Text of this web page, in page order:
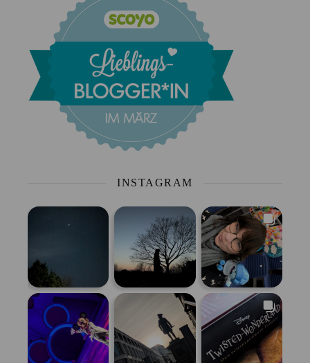
INSTAGRAM